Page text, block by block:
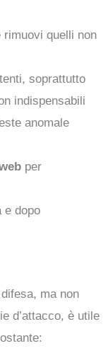
rimuovi quelli non
soprattutto
indispensabili
anomale
per
e dopo
ma non
d’attacco, è utile